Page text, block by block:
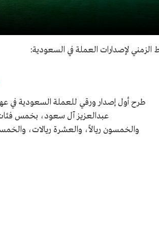
الزمني لإصدارات العملة في السعودية:
طرح أول إصدار ورقي للعملة السعودية في
عبدالعزيز آل سعود، بخمس
والخمسون ريالاً، والعشرة ريالات،